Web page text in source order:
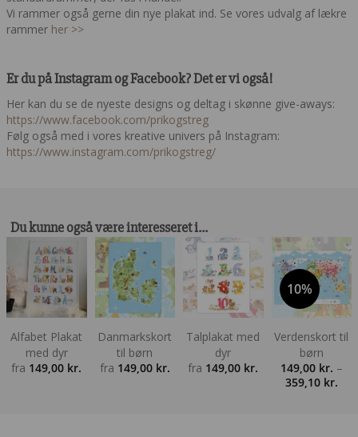
Vi rammer også gerne din nye plakat ind. Se vores udvalg af lækre
rammer her >>
Er du på Instagram og Facebook? Det er vi også!
Her kan du se de nyeste designs og deltag i skønne give-aways:
https://www.facebook.com/prikogstreg
Følg også med i vores kreative univers på Instagram:
https://www.instagram.com/prikogstreg/
Du kunne også være interesseret i…
Alfabet Plakat
med dyr
fra 149,00 kr.
Danmarkskort
til børn
fra 149,00 kr.
Talplakat med
dyr
fra 149,00 kr.
10%
Verdenskort til
børn
149,00 kr. –
359,10 kr.